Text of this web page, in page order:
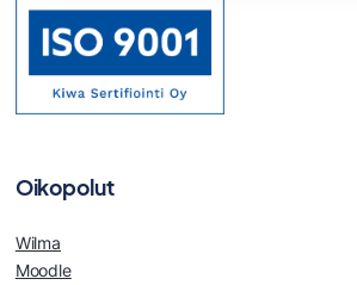
Oikopolut
Wilma
Moodle